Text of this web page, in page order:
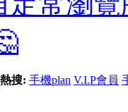
熱搜: 手機plan V.I.P會員